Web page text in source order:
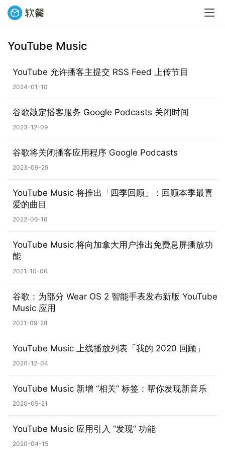
界
W
n
W
n
1
0
P
C
件
卓
YouTube Music
YouTube 允许播客主提交 RSS Feed 上传节目
2024-01-10
谷歌敲定播客服务 Google Podcasts 关闭时间
2023-12-09
谷歌将关闭播客应用程序 Google Podcasts
2023-09-29
YouTube Music 将推出「四季回顾」：回顾本季最喜
爱的曲目
2022-06-16
YouTube Music 将向加拿大用户推出免费息屏播放功
能
2021-10-06
谷歌：为部分 Wear OS 2 智能手表发布新版 YouTube
Music 应用
2021-09-28
YouTube Music 上线播放列表「我的 2020 回顾」
2020-12-04
YouTube Music 新增 “相关” 标签：帮你发现新音乐
2020-05-21
YouTube Music 应用引入 “发现” 功能
2020-04-15